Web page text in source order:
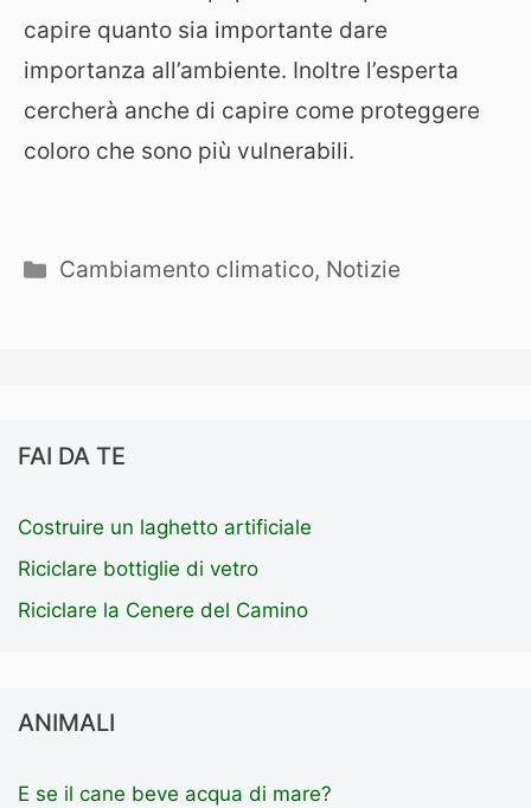
capire quanto sia importante dare
importanza all’ambiente. Inoltre l’esperta
cercherà anche di capire come proteggere
coloro che sono più vulnerabili.
Categorie
Cambiamento climatico, Notizie
FAI DA TE
Costruire un laghetto artificiale
Riciclare bottiglie di vetro
Riciclare la Cenere del Camino
ANIMALI
E se il cane beve acqua di mare?